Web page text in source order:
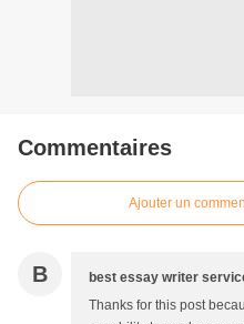
Commentaires
Ajouter un
B best essay writer
Thanks for this post